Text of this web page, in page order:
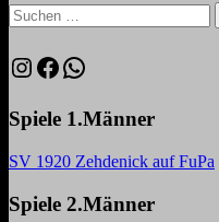
Suchen
nach:
Instagram
Facebook
WhatsApp
Spiele 1.Männer
SV 1920 Zehdenick auf FuPa
Spiele 2.Männer